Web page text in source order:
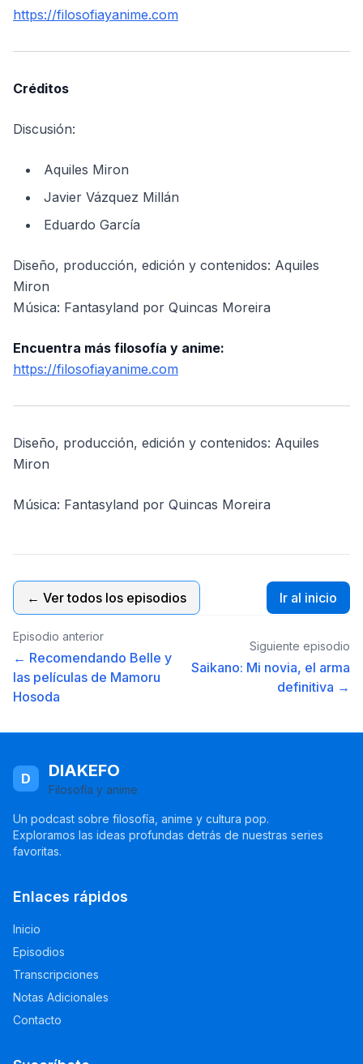
https://filosofiayanime.com
Créditos
Discusión:
Aquiles Miron
Javier Vázquez Millán
Eduardo García
Diseño, producción, edición y contenidos: Aquiles
Miron
Música: Fantasyland por Quincas Moreira
Encuentra más filosofía y anime:
https://filosofiayanime.com
Diseño, producción, edición y contenidos: Aquiles
Miron
Música: Fantasyland por Quincas Moreira
← Ver todos los episodios Ir al inicio
Episodio anterior
← Recomendando Belle y
las películas de Mamoru
Hosoda
Siguiente episodio
Saikano: Mi novia, el arma
definitiva →
D DIAKEFO
Filosofía y anime
Un podcast sobre filosofía, anime y cultura pop.
Exploramos las ideas profundas detrás de nuestras series
favoritas.
Enlaces rápidos
Inicio
Episodios
Transcripciones
Notas Adicionales
Contacto